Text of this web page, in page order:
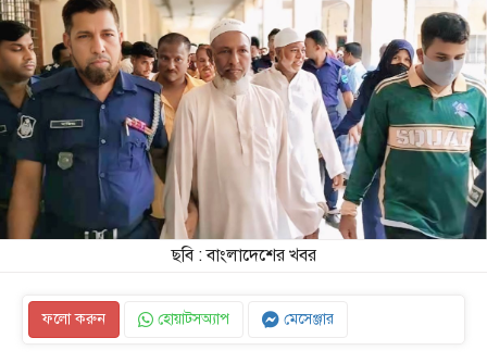
ছবি : বাংলাদেশের খবর
ফলো করুন হোয়াটসঅ্যাপ মেসেঞ্জার